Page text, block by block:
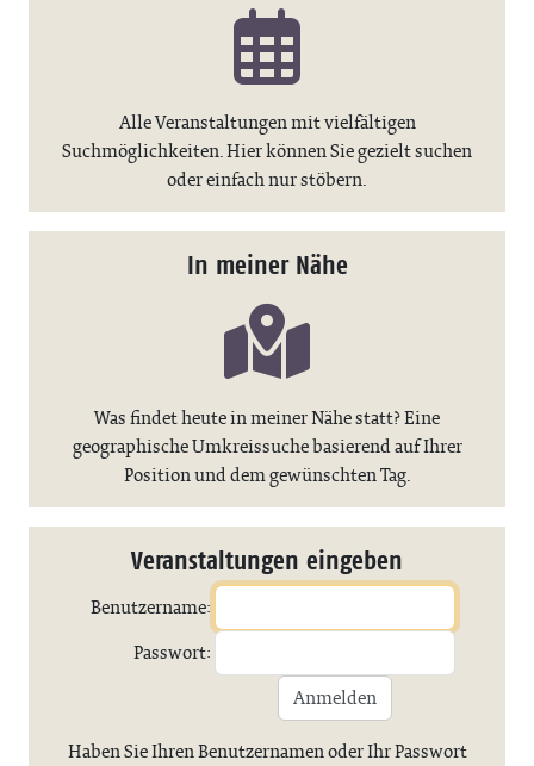
Alle Veranstaltungen mit vielfältigen
Suchmöglichkeiten. Hier können Sie gezielt suchen
oder einfach nur stöbern.
In meiner Nähe
Was findet heute in meiner Nähe statt? Eine
geographische Umkreissuche basierend auf Ihrer
Position und dem gewünschten Tag.
Veranstaltungen eingeben
Benutzername:
Passwort:
Anmelden
Haben Sie Ihren Benutzernamen oder Ihr Passwort